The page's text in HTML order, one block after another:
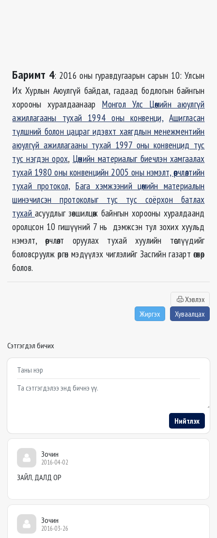
Баримт 4: 2016 оны гуравдугаарын сарын 10: Улсын
Их Хурлын Аюулгүй байдал, гадаад бодлогын байнгын
хорооны хуралдаанаар Монгол Улс Цөмийн аюулгүй
ажиллагааны тухай 1994 оны конвенци, Ашигласан
түлшний болон цацраг идэвхт хаягдлын менежментийн
аюулгүй ажиллагааны тухай 1997 оны конвенцид тус
тус нэгдэн орох, Цөмийн материалыг биечлэн хамгаалах
тухай 1980 оны конвенцийн 2005 оны нэмэлт, өөрчлөлтийн
тухай протокол, Бага хэмжээний цөмийн материалын
шинэчилсэн протоколыг тус тус соёрхон батлах
тухай асуудлыг зөвшилцөж байнгын хорооны хуралдаанд
оролцсон 10 гишүүний 7 нь дэмжсэн тул зохих хуульд
нэмэлт, өөрчлөлт оруулах тухай хуулийн төслүүдийг
боловсруулж өргөн мэдүүлэх чиглэлийг Засгийн газарт өгөхөөр
болов.
Хэвлэх
Жиргэх
Хуваалцах
Сэтгэгдэл бичих
Example textarea
Нийтлэх
Зочин
2016-04-02
ЗАЙЛ, ДАЛД ОР
Зочин
2016-03-26